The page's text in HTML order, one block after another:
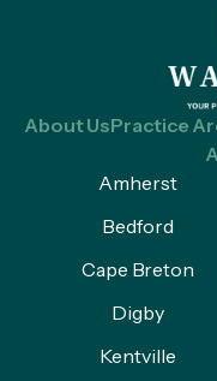
About UsPractice
Amherst
Bedford
Cape Breton
Digby
Kentville